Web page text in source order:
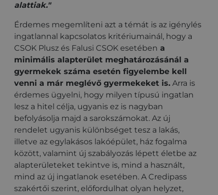
alattiak."
Érdemes megemlíteni azt a témát is az igénylés
ingatlannal kapcsolatos kritériumainál, hogy a
CSOK Plusz és Falusi CSOK esetében a
minimális alapterület meghatározásánál a
gyermekek száma esetén figyelembe kell
venni a már meglévő gyermekeket is. Arra is
érdemes ügyelni, hogy milyen típusú ingatlan
lesz a hitel célja, ugyanis ez is nagyban
befolyásolja majd a sarokszámokat. Az új
rendelet ugyanis különbséget tesz a lakás,
illetve az egylakásos lakóépület, ház fogalma
között, valamint új szabályozás lépett életbe az
alapterületeket tekintve is, mind a használt,
mind az új ingatlanok esetében. A Credipass
szakértői szerint, előfordulhat olyan helyzet,